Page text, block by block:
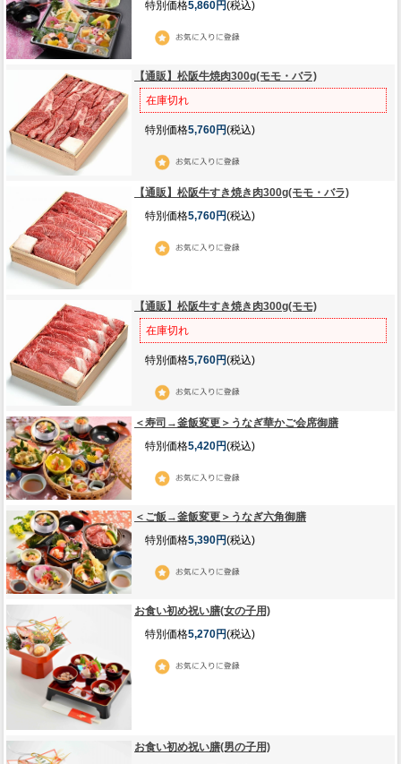
特別価格5,860円(税込)
【通販】松阪牛焼肉300g(モモ・バラ)
在庫切れ
特別価格5,760円(税込)
【通販】松阪牛すき焼き肉300g(モモ・バラ)
特別価格5,760円(税込)
【通販】松阪牛すき焼き肉300g(モモ)
在庫切れ
特別価格5,760円(税込)
＜寿司→釜飯変更＞うなぎ華かご会席御膳
特別価格5,420円(税込)
＜ご飯→釜飯変更＞うなぎ六角御膳
特別価格5,390円(税込)
お食い初め祝い膳(女の子用)
特別価格5,270円(税込)
お食い初め祝い膳(男の子用)